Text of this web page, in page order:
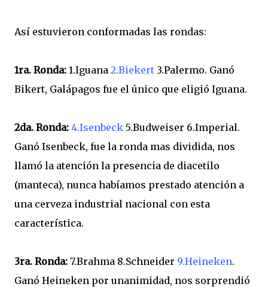
Así estuvieron conformadas las rondas:
1ra. Ronda: 1.Iguana 2.Biekert 3.Palermo. Ganó
Bikert, Galápagos fue el único que eligió Iguana.
2da. Ronda: 4.Isenbeck 5.Budweiser 6.Imperial.
Ganó Isenbeck, fue la ronda mas dividida, nos
llamó la atención la presencia de diacetilo
(manteca), nunca habíamos prestado atención a
una cerveza industrial nacional con esta
característica.
3ra. Ronda: 7.Brahma 8.Schneider 9.Heineken.
Ganó Heineken por unanimidad, nos sorprendió